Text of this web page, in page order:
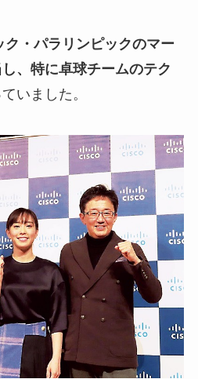
・パラリンピックのマー
、特に卓球チームのテク
いました。